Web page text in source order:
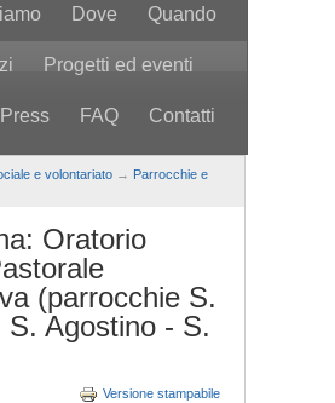
Dove Quando
Progetti ed eventi
Press FAQ Contatti
e volontariato → Parrocchie e
Oratorio
(parrocchie S.
S. Agostino - S.
Versione stampabile